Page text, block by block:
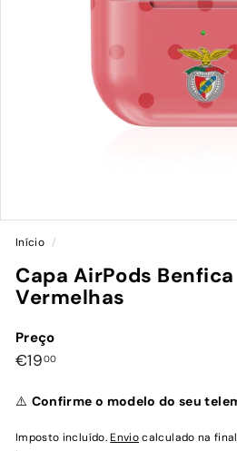
Início /
Capa AirPods
Vermelhas
Preço
Preço
€1900€19,00
⚠️ Confirme o modelo do seu
Imposto incluído.Enviocalculado na